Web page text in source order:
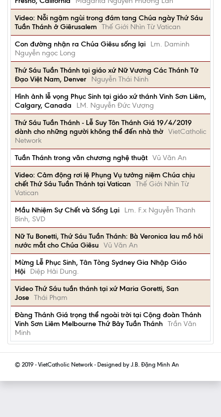
Video: Nỗi ngậm ngùi trong đám tang Chúa ngày Thứ Sáu
Tuần Thánh ở Giêrusalem Thế Giới Nhìn Từ Vatican
Con đường nhận ra Chúa Giêsu sống lại
Lm. Daminh
Nguyễn ngọc Long
Thứ Sáu Tuần Thánh tại giáo xứ Nữ Vương Các Thánh Tử
Đạo Việt Nam, Denver
Nguyễn Thái Ninh
Hình ảnh lễ vọng Phục Sinh tại giáo xứ thánh Vinh Sơn Liêm,
Calgary, Canada
LM. Nguyễn Đức Vượng
Thứ Sáu Tuần Thánh - Lễ Suy Tôn Thánh Giá 19/4/2019
dành cho những người không thể đến nhà thờ VietCatholic
Network
Tuần Thánh trong văn chương nghệ thuật Vũ Văn An
Video: Cảm động rơi lệ Phụng Vụ tưởng niệm Chúa chịu
chết Thứ Sáu Tuần Thánh tại Vatican Thế Giới Nhìn Từ
Vatican
Mầu Nhiệm Sự Chết và Sống Lại
Lm. F.x Nguyễn Thanh
Bình, SVD
Nữ Tu Bonetti, Thứ Sáu Tuần Thánh: Bà Veronica lau mồ hôi
nước mắt cho Chúa Giêsu Vũ Văn An
Mừng Lễ Phục Sinh, Tân Tòng Sydney Gia Nhập Giáo
Hội
Diệp Hải Dung.
Video Thứ Sáu tuần thánh tại xứ Maria Goretti, San
Jose Thái Phạm
Đàng Thánh Giá trọng thể ngoài trời tại Cộng đoàn Thánh
Vinh Sơn Liêm Melbourne Thứ Bảy Tuần Thánh Trần Văn
Minh
© 2019 - VietCatholic Network - Designed by J.B. Đặng Minh An